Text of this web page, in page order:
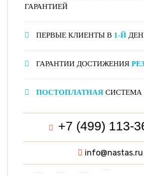
ГАРАНТИЕЙ
ПЕРВЫЕ КЛИЕНТЫ В 1-Й
ГАРАНТИИ ДОСТИЖЕНИЯ
ПОСТОПЛАТНАЯ
+7 (499) 113-
info@nastas.ru